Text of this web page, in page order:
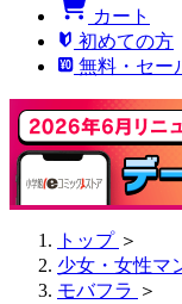
カート
初めての方
無料・セー
トップ ＞
少女・女性マ
モバフラ ＞